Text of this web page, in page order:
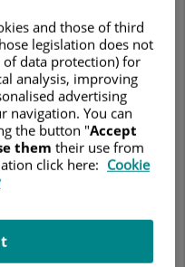
las emisiones
gracias a su Proyecto
que en el último año el
en 9,0 GWh, pese al
del planeta forman parte
de su modelo de
y el rediseño de
and those of third
legislation does not
of data protection) for
analysis, improving
advertising
navigation. You can
the button "Accept
them their use from
click here: Cookie